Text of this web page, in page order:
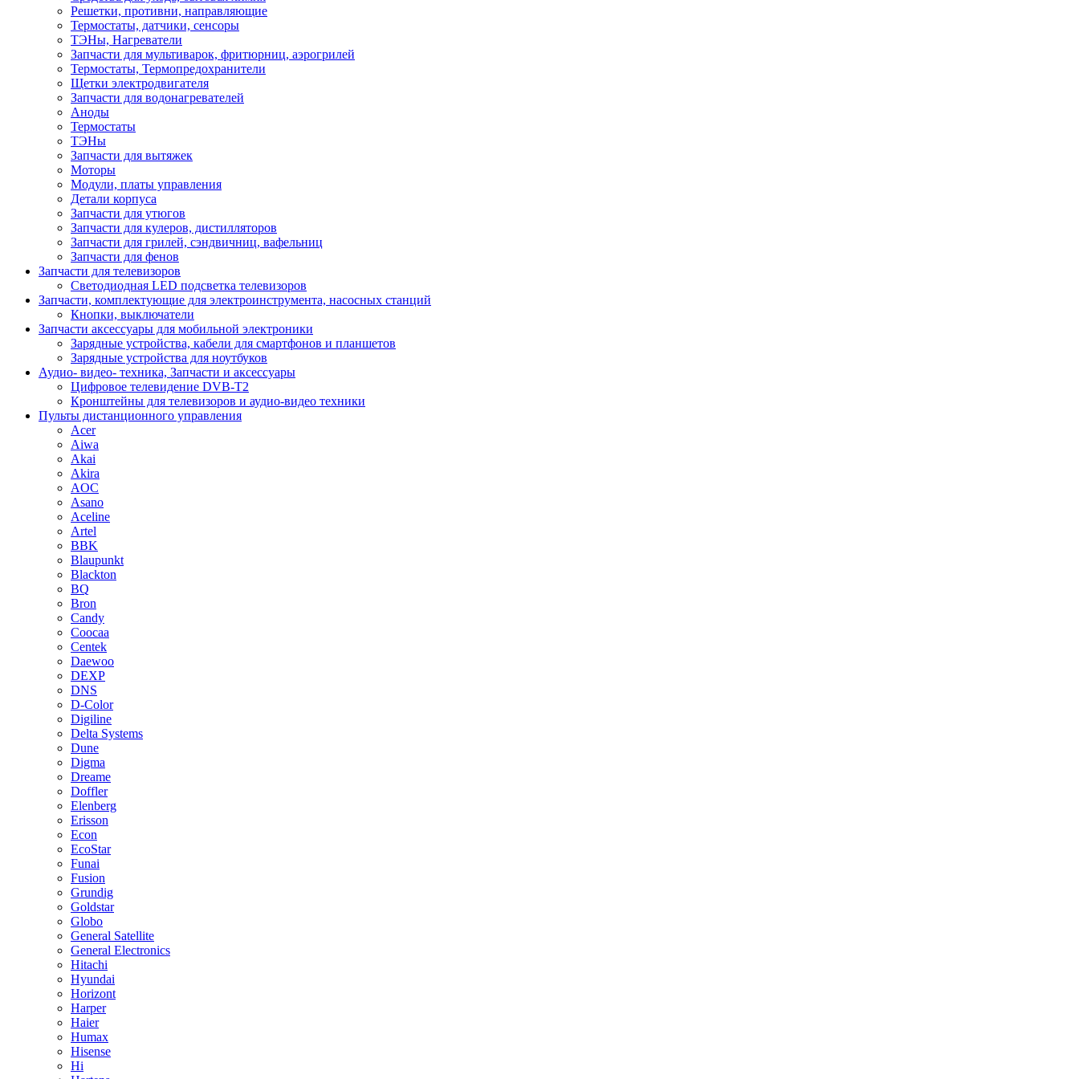
Решетки, противни, направляющие
Термостаты, датчики, сенсоры
ТЭНы, Нагреватели
Запчасти для мультиварок, фритюрниц, аэрогрилей
Термостаты, Термопредохранители
Щетки электродвигателя
Запчасти для водонагревателей
Аноды
Термостаты
ТЭНы
Запчасти для вытяжек
Моторы
Модули, платы управления
Детали корпуса
Запчасти для утюгов
Запчасти для кулеров, дистилляторов
Запчасти для грилей, сэндвичниц, вафельниц
Запчасти для фенов
Запчасти для телевизоров
Светодиодная LED подсветка телевизоров
Запчасти, комплектующие для электроинструмента, насосных станций
Кнопки, выключатели
Запчасти аксессуары для мобильной электроники
Зарядные устройства, кабели для смартфонов и планшетов
Зарядные устройства для ноутбуков
Аудио- видео- техника, Запчасти и аксессуары
Цифровое телевидение DVB-T2
Кронштейны для телевизоров и аудио-видео техники
Пульты дистанционного управления
Acer
Aiwa
Akai
Akira
AOC
Asano
Aceline
Artel
BBK
Blaupunkt
Blackton
BQ
Bron
Candy
Coocaa
Centek
Daewoo
DEXP
DNS
D-Color
Digiline
Delta Systems
Dune
Digma
Dreame
Doffler
Elenberg
Erisson
Econ
EcoStar
Funai
Fusion
Grundig
Goldstar
Globo
General Satellite
General Electronics
Hitachi
Hyundai
Horizont
Harper
Haier
Humax
Hisense
Hi